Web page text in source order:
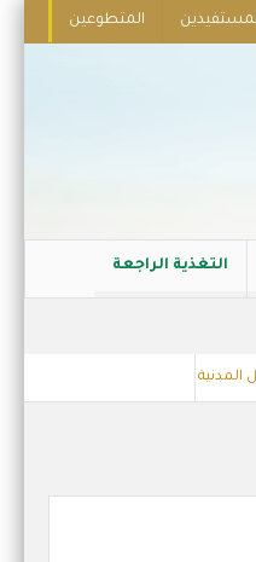
المتطوعين
التغذية الراجعة
بالدمام